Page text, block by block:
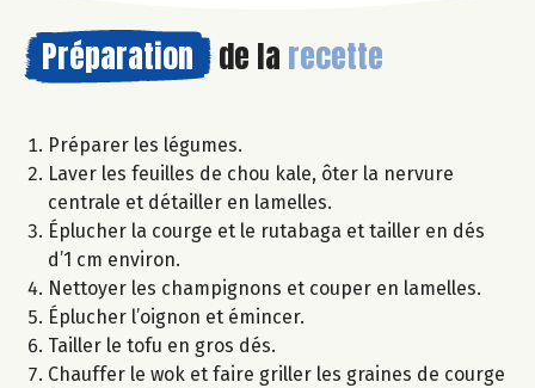
Préparation de la recette
Préparer les légumes.
Laver les feuilles de chou kale, ôter la nervure
centrale et détailler en lamelles.
Éplucher la courge et le rutabaga et tailler en dés
d’1 cm environ.
Nettoyer les champignons et couper en lamelles.
Éplucher l’oignon et émincer.
Tailler le tofu en gros dés.
Chauffer le wok et faire griller les graines de courge